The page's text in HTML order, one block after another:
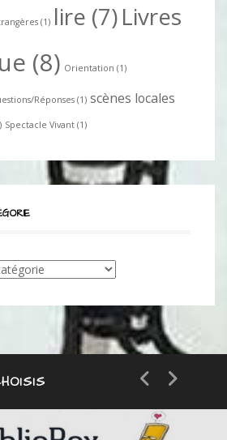
(1) lire (7)Livres
(8) Orientation (1)
Réponses (1) scènes locales
Spectacle Vivant (1)